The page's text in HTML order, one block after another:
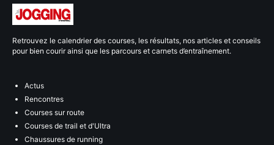
Retrouvez le calendrier des courses, les résultats, nos articles et conseils
pour bien courir ainsi que les parcours et carnets d’entraînement.
Actus
Rencontres
Courses sur route
Courses de trail et d'Ultra
Chaussures de running